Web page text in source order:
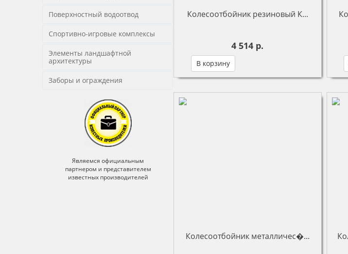
Поверхностный водоотвод
Спортивно-игровые комплексы
Элементы ландшафтной
архитектуры
Заборы и ограждения
Являемся официальным
партнером и представителем
известных производителей
Колесоотбойник резиновый К...
4 514 р.
В корзину
Колесоотбойник металличес�...